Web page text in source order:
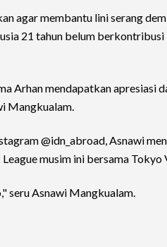
agar membantu lini serang
21 tahun belum
Arhan mendapatkan apresiasi
Mangkualam.
@idn_abroad, Asnawi
musim ini bersama Tokyo
seru Asnawi Mangkualam.